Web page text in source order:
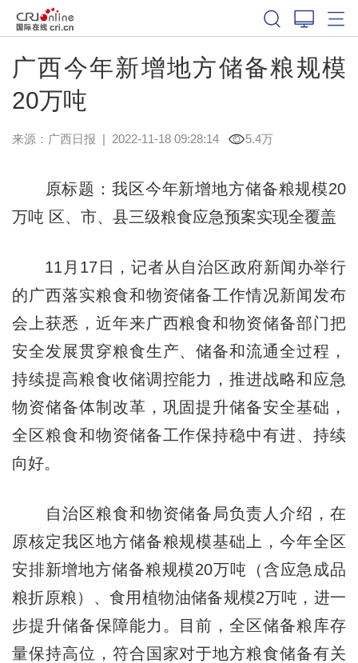
广西今年新增地方储备粮规模
20万吨
来源： 广西日报 | 2022-11-18 09:28:14 5.4万
原标题：我区今年新增地方储备粮规模20
万吨 区、市、县三级粮食应急预案实现全覆盖
11月17日，记者从自治区政府新闻办举行
的广西落实粮食和物资储备工作情况新闻发布
会上获悉，近年来广西粮食和物资储备部门把
安全发展贯穿粮食生产、储备和流通全过程，
持续提高粮食收储调控能力，推进战略和应急
物资储备体制改革，巩固提升储备安全基础，
全区粮食和物资储备工作保持稳中有进、持续
向好。
自治区粮食和物资储备局负责人介绍，在
原核定我区地方储备粮规模基础上，今年全区
安排新增地方储备粮规模20万吨（含应急成品
粮折原粮）、食用植物油储备规模2万吨，进一
步提升储备保障能力。目前，全区储备粮库存
量保持高位，符合国家对于地方粮食储备有关